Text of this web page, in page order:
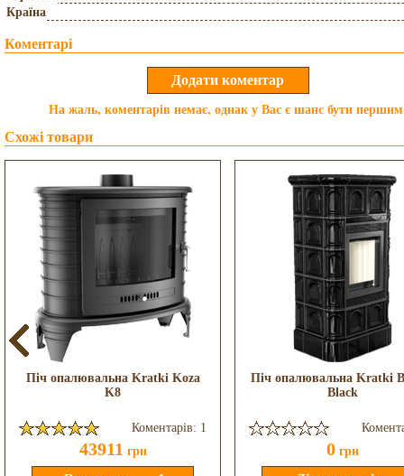
Країна
Коментарі
На жаль, коментарів немає, однак у Вас є шанс бути
Схожі товари
Піч опалювальна Kratki Koza
K8
Коментарів: 1
43911 грн
Піч опалювальна Kratki
Black
0 грн